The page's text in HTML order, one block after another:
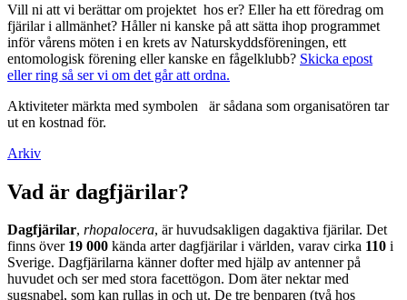
Vill ni att vi berättar om projektet hos er? Eller ha ett föredrag om
fjärilar i allmänhet? Håller ni kanske på att sätta ihop programmet
inför vårens möten i en krets av Naturskyddsföreningen, ett
entomologisk förening eller kanske en fågelklubb? Skicka epost
eller ring så ser vi om det går att ordna.
Aktiviteter märkta med symbolen
är sådana som organisatören tar
ut en kostnad för.
Arkiv
Vad är dagfjärilar?
Dagfjärilar, rhopalocera, är huvudsakligen dagaktiva fjärilar. Det
finns över 19 000 kända arter dagfjärilar i världen, varav cirka 110 i
Sverige. Dagfjärilarna känner dofter med hjälp av antenner på
huvudet och ser med stora facettögon. Dom äter nektar med
sugsnabel, som kan rullas in och ut. De tre benparen (två hos